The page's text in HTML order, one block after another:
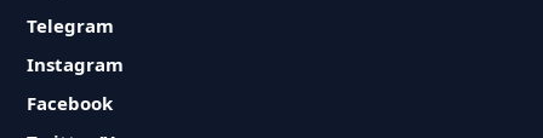
Telegram
Instagram
Facebook